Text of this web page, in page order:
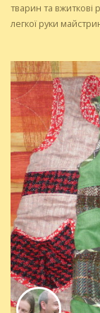
тварин та вжиткові
легкої руки